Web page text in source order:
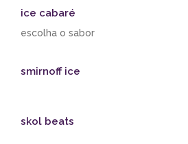
ice cabaré
escolha o sabor
smirnoff ice
skol beats